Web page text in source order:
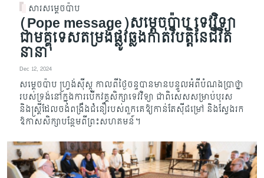
សារសម្តេចប៉ាប
(Pope message)សម្តេចប៉ាប ទេវវិទ្យា
ជាមគ្គុទេសតម្រង់ផ្លូវឆ្លងកាត់វិបត្តិនៃជីវិត
នានា
Dec 12, 2024
សម្តេចប៉ាប ហ្រ្វង់ស៊ីស្កូ កាលពីថ្ងៃចន្ទបានមានបន្ទូលអំពីបំណងប្រាថ្នា
របស់ទ្រង់នៅក្នុងការបើកវគ្គសិក្សាទេវវិទ្យា ជាពិសេសសម្រាប់បុរស
និងស្ត្រីដែលចង់ពង្រឹងជំនឿរបស់ពួកគេឱ្យកាន់តែស៊ីជម្រៅ និងស្វែងរក
ឱកាសសិក្សាបន្ថែមពីព្រះសហគមន៍។